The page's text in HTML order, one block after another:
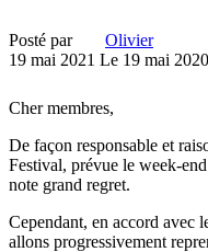
Posté par
Olivier
19 mai 2021 Le 19 mai 2020
Cher membres,
De façon responsable et
Festival, prévue le week-
note grand regret.
Cependant, en accord avec
allons progressivement